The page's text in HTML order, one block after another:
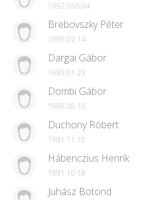
1992.066.04
Brebovszky Péter
1989.02.14
Dargai Gábor
1989.01.23
Dombi Gábor
1989.08.10
Duchony Róbert
1981.11.10
Hábenczius Henrik
1991.10.18
Juhász Botond